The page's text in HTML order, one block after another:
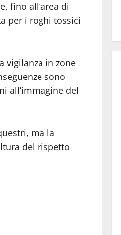
fino all’area di
per i roghi tossici
vigilanza in zone
sono
all’immagine del
ma la
del rispetto